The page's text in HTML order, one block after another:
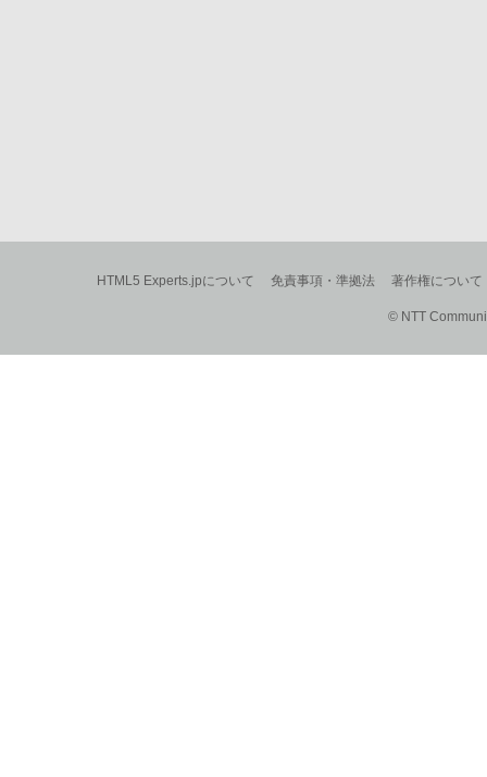
HTML5 Experts.jpについて 免責事項・準拠法 著作権について
© NTT